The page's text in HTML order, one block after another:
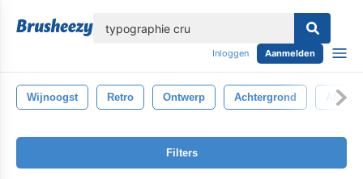
Inloggen Aanmelden
Wijnoogst Retro Ontwerp Achtergrond
Filters